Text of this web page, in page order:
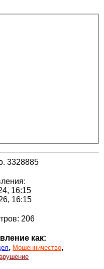
3328885
16:15
16:15
206
как:
, Мошенничество,